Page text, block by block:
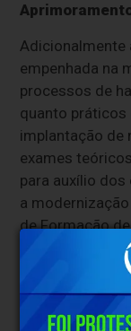
Adicionalmente
empenhada na
processos de
quanto práticos
implantação de
exames
para auxílio
a
de Formação
um serviço
alinhado às